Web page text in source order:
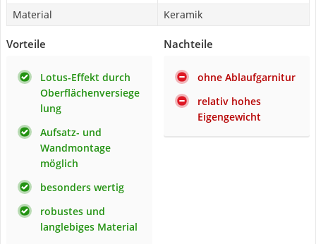
Material
Keramik
Vorteile
Lotus-Effekt durch
Oberflächenversiege
lung
Aufsatz- und
Wandmontage
möglich
besonders wertig
robustes und
langlebiges Material
Nachteile
ohne Ablaufgarnitur
relativ hohes
Eigengewicht